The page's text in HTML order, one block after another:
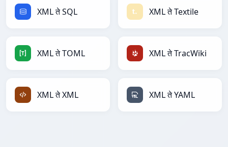
XML ते SQL XML ते Textile
XML ते TOML XML ते TracWiki
XML ते XML XML ते YAML